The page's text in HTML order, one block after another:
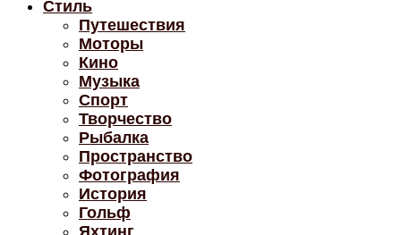
Стиль
Путешествия
Моторы
Кино
Музыка
Спорт
Творчество
Рыбалка
Пространство
Фотография
История
Гольф
Яхтинг